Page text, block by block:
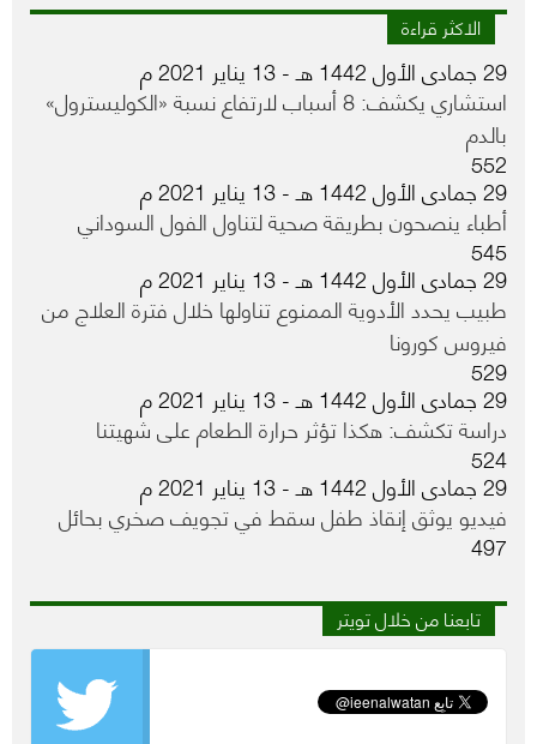
الاكثر قراءة
29 جمادى الأول 1442 هـ - 13 يناير 2021 م
استشاري يكشف: 8 أسباب لارتفاع نسبة «الكوليسترول»
بالدم
552
29 جمادى الأول 1442 هـ - 13 يناير 2021 م
أطباء ينصحون بطريقة صحية لتناول الفول السوداني
545
29 جمادى الأول 1442 هـ - 13 يناير 2021 م
طبيب يحدد الأدوية الممنوع تناولها خلال فترة العلاج من
فيروس كورونا
529
29 جمادى الأول 1442 هـ - 13 يناير 2021 م
دراسة تكشف: هكذا تؤثر حرارة الطعام على شهيتنا
524
29 جمادى الأول 1442 هـ - 13 يناير 2021 م
فيديو يوثق إنقاذ طفل سقط في تجويف صخري بحائل
497
تابعنا من خلال تويتر